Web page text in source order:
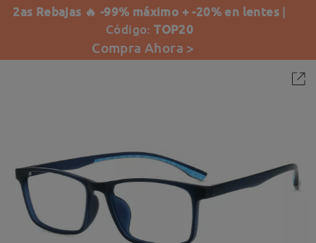
2as Rebajas 🔥 -99% máximo + -20% en lentes |
Código:TOP20
Compra Ahora >